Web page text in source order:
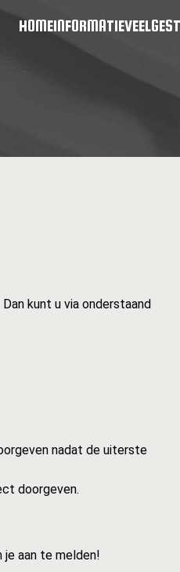
HOMEINFORMATIE
kunt u via onderstaand
nadat de uiterste
doorgeven.
je aan te melden!